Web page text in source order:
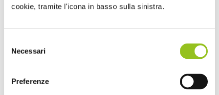
cookie, tramite l'icona in basso sulla sinistra.
delNecessari
Preferenze